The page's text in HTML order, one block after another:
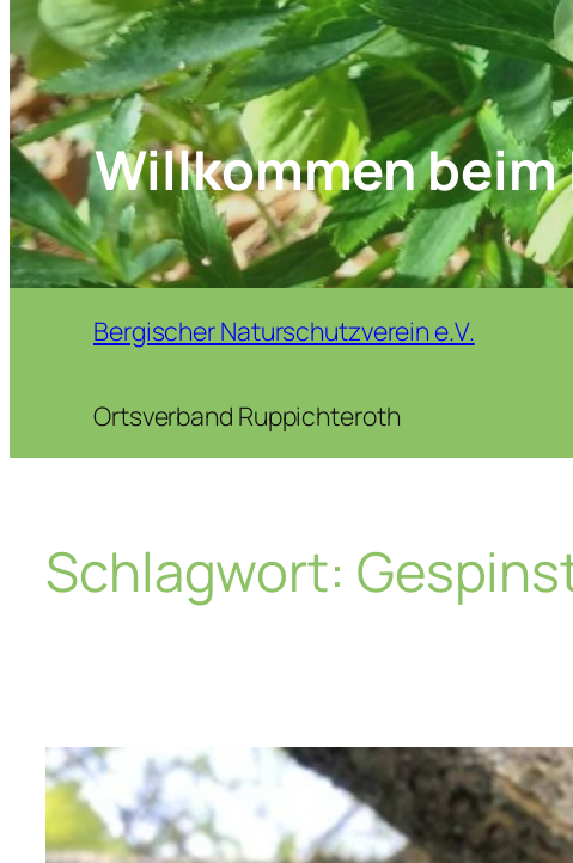
Willkommen
Bergischer Naturschutzverein e.V.
Ortsverband Ruppichteroth
Schlagwort: